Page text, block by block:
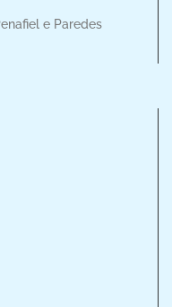
e Paredes